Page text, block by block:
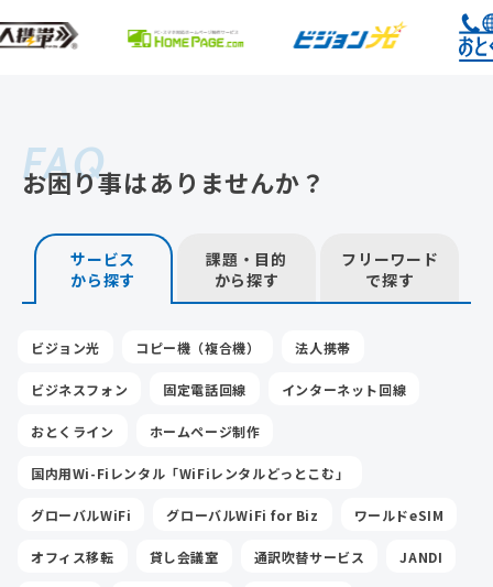
FAQ
お困り事はありませんか？
サービス
から探す
課題・目的
から探す
フリーワード
で探す
ビジョン光 コピー機（複合機） 法人携帯
ビジネスフォン 固定電話回線 インターネット回線
おとくライン ホームページ制作
国内用Wi-Fiレンタル「WiFiレンタルどっとこむ」
グローバルWiFi グローバルWiFi for Biz ワールドeSIM
オフィス移転 貸し会議室 通訳吹替サービス JANDI